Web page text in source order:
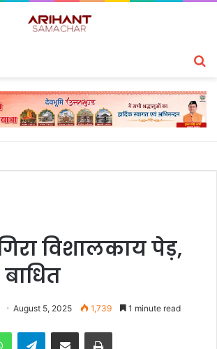
लेखापरीक्षा उत्तराखंड संजीव कुमार ने की शिष्टाचार भेंट
विशालकाय पेड़,
August 5, 2025 1,739 1 minute read
Telegram